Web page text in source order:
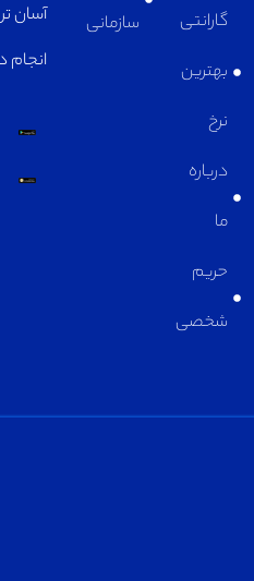
سازمانی
آسان تر